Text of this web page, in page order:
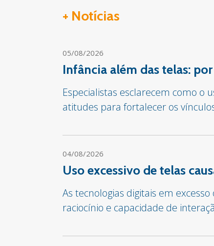
+ Notícias
05/08/2026
Infância além das telas:
Especialistas esclarecem como o
atitudes para fortalecer os
04/08/2026
Uso excessivo de telas
As tecnologias digitais em
raciocínio e capacidade de